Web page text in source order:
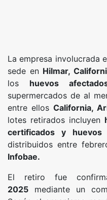
La empresa involucrada
sede en Hilmar,
los huevos
supermercados de al
entre ellos California,
lotes retirados incluyen
certificados y
distribuidos entre
Infobae.
El retiro fue
2025 mediante un